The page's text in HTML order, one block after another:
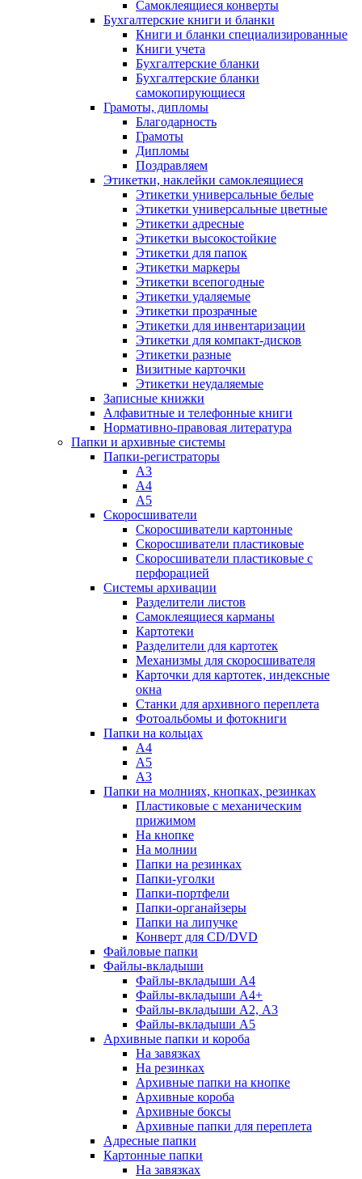
Самоклеящиеся конверты
Бухгалтерские книги и бланки
Книги и бланки специализированные
Книги учета
Бухгалтерские бланки
Бухгалтерские бланки
самокопирующиеся
Грамоты, дипломы
Благодарность
Грамоты
Дипломы
Поздравляем
Этикетки, наклейки самоклеящиеся
Этикетки универсальные белые
Этикетки универсальные цветные
Этикетки адресные
Этикетки высокостойкие
Этикетки для папок
Этикетки маркеры
Этикетки всепогодные
Этикетки удаляемые
Этикетки прозрачные
Этикетки для инвентаризации
Этикетки для компакт-дисков
Этикетки разные
Визитные карточки
Этикетки неудаляемые
Записные книжки
Алфавитные и телефонные книги
Нормативно-правовая литература
Папки и архивные системы
Папки-регистраторы
А3
А4
А5
Скоросшиватели
Скоросшиватели картонные
Скоросшиватели пластиковые
Скоросшиватели пластиковые с
перфорацией
Системы архивации
Разделители листов
Самоклеящиеся карманы
Картотеки
Разделители для картотек
Механизмы для скоросшивателя
Карточки для картотек, индексные
окна
Станки для архивного переплета
Фотоальбомы и фотокниги
Папки на кольцах
А4
А5
А3
Папки на молниях, кнопках, резинках
Пластиковые с механическим
прижимом
На кнопке
На молнии
Папки на резинках
Папки-уголки
Папки-портфели
Папки-органайзеры
Папки на липучке
Конверт для CD/DVD
Файловые папки
Файлы-вкладыши
Файлы-вкладыши А4
Файлы-вкладыши А4+
Файлы-вкладыши А2, А3
Файлы-вкладыши А5
Архивные папки и короба
На завязках
На резинках
Архивные папки на кнопке
Архивные короба
Архивные боксы
Архивные папки для переплета
Адресные папки
Картонные папки
На завязках